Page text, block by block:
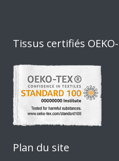
Tissus certifiés
Plan du site